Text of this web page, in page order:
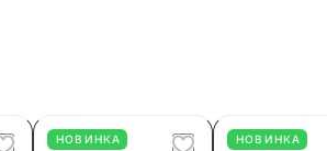
НОВИНКА НОВИНКА